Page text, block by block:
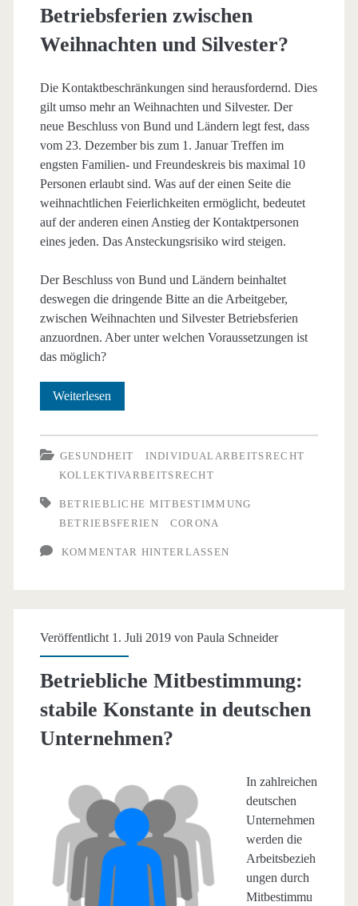
Betriebsferien zwischen
Weihnachten und Silvester?
Die Kontaktbeschränkungen sind herausfordernd. Dies
gilt umso mehr an Weihnachten und Silvester. Der
neue Beschluss von Bund und Ländern legt fest, dass
vom 23. Dezember bis zum 1. Januar Treffen im
engsten Familien- und Freundeskreis bis maximal 10
Personen erlaubt sind. Was auf der einen Seite die
weihnachtlichen Feierlichkeiten ermöglicht, bedeutet
auf der anderen einen Anstieg der Kontaktpersonen
eines jeden. Das Ansteckungsrisiko wird steigen.
Der Beschluss von Bund und Ländern beinhaltet
deswegen die dringende Bitte an die Arbeitgeber,
zwischen Weihnachten und Silvester Betriebsferien
anzuordnen. Aber unter welchen Voraussetzungen ist
das möglich?
Weiterlesen
zu
Hause“
–
Silvester?
GESUNDHEIT
INDIVIDUALARBEITSRECHT
KOLLEKTIVARBEITSRECHT
BETRIEBLICHE MITBESTIMMUNG
BETRIEBSFERIEN
CORONA
KOMMENTAR HINTERLASSEN
Veröffentlicht 1. Juli 2019 von Paula Schneider
Betriebliche Mitbestimmung:
stabile Konstante in deutschen
Unternehmen?
In zahlreichen
deutschen
Unternehmen
werden die
Arbeitsbezieh
ungen durch
Mitbestimmu